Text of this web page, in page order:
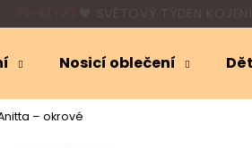
Nosicí oblečení
– okrové
Co potřebujete najít?